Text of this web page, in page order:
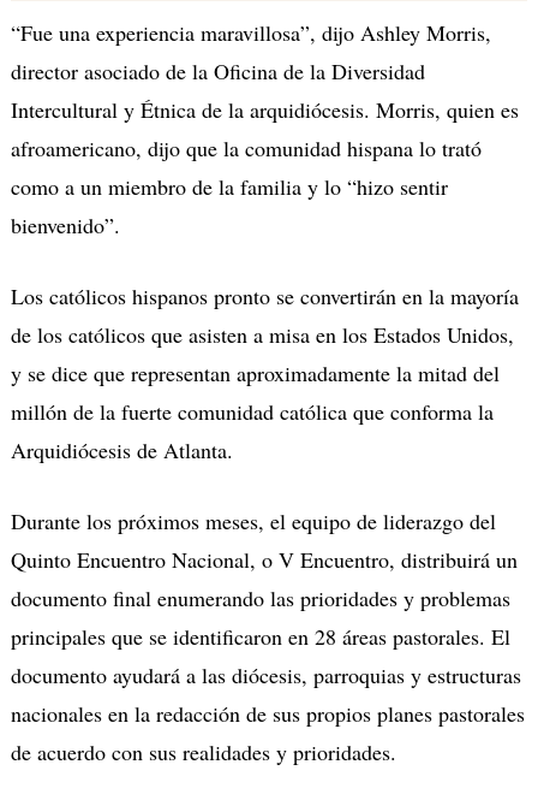
“Fue una experiencia maravillosa”, dijo Ashley Morris,
director asociado de la Oficina de la Diversidad
Intercultural y Étnica de la arquidiócesis. Morris, quien es
afroamericano, dijo que la comunidad hispana lo trató
como a un miembro de la familia y lo “hizo sentir
bienvenido”.
Los católicos hispanos pronto se convertirán en la mayoría
de los católicos que asisten a misa en los Estados Unidos,
y se dice que representan aproximadamente la mitad del
millón de la fuerte comunidad católica que conforma la
Arquidiócesis de Atlanta.
Durante los próximos meses, el equipo de liderazgo del
Quinto Encuentro Nacional, o V Encuentro, distribuirá un
documento final enumerando las prioridades y problemas
principales que se identificaron en 28 áreas pastorales. El
documento ayudará a las diócesis, parroquias y estructuras
nacionales en la redacción de sus propios planes pastorales
de acuerdo con sus realidades y prioridades.